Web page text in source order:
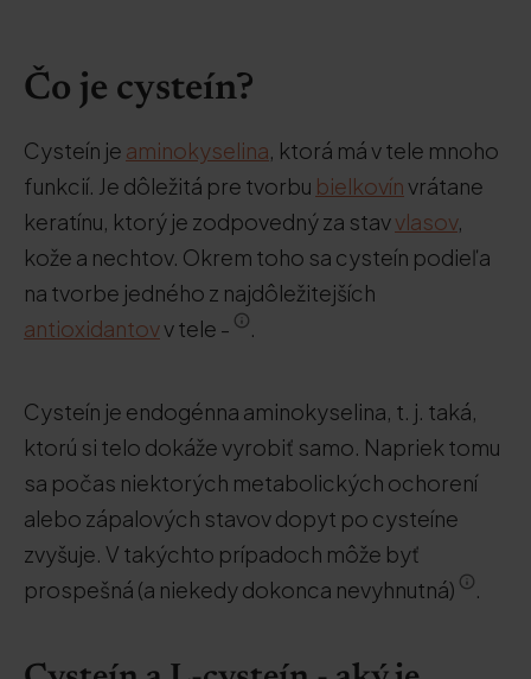
Čo je cysteín?
Cysteín je aminokyselina, ktorá má v tele mnoho
funkcií. Je dôležitá pre tvorbu bielkovínvrátane
keratínu, ktorý je zodpovedný za stavvlasov,
kože a nechtov. Okrem toho sa cysteín podieľa
na tvorbe jedného z najdôležitejších
antioxidantovv tele - .
Cysteín je endogénna aminokyselina, t. j. taká,
ktorú si telo dokáže vyrobiť samo. Napriek tomu
sa počas niektorých metabolických ochorení
alebo zápalových stavov dopyt po cysteíne
zvyšuje. V takýchto prípadoch môže byť
prospešná (a niekedy dokonca nevyhnutná)
.